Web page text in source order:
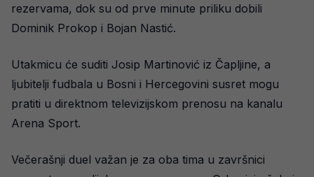
rezervama, dok su od prve minute priliku dobili
Dominik Prokop i Bojan Nastić.
Utakmicu će suditi Josip Martinović iz Čapljine, a
ljubitelji fudbala u Bosni i Hercegovini susret mogu
pratiti u direktnom televizijskom prenosu na kanalu
Arena Sport.
Večerašnji duel važan je za oba tima u završnici